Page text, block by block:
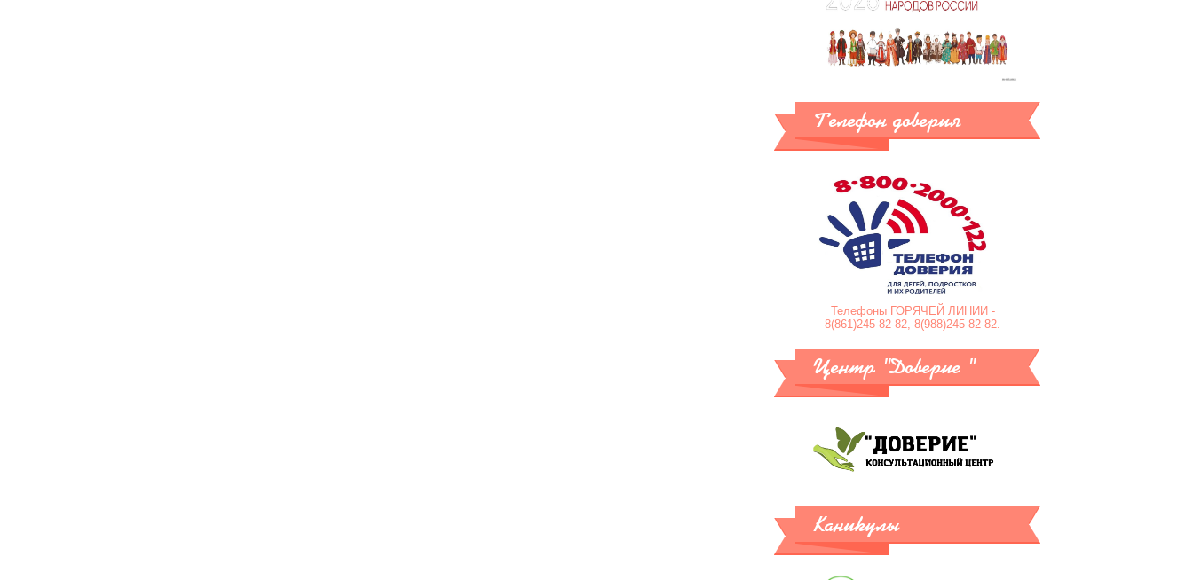
Телефон доверия
Телефоны ГОРЯЧЕЙ ЛИНИИ -
8(861)245-82-82, 8(988)245-82-82.
Центр "Доверие "
Каникулы